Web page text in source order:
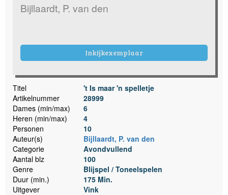
Bijllaardt, P. van den
Inkijkexemplaar
Titel
't Is maar 'n spelletje
Artikelnummer
28999
Dames (min/max)
6
Heren (min/max)
4
Personen
10
Auteur(s)
Bijllaardt, P. van den
Categorie
Avondvullend
Aantal blz
100
Genre
Blijspel / Toneelspelen
Duur (min.)
175 Min.
Uitgever
Vink